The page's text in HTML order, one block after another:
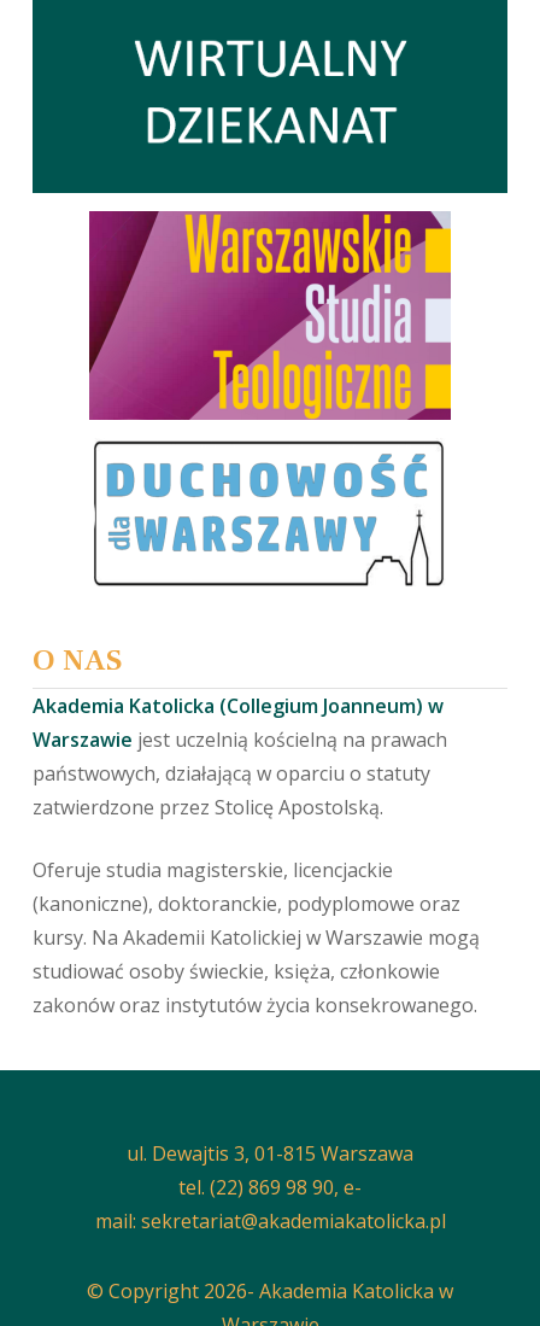
O NAS
Akademia Katolicka (Collegium Joanneum) w
Warszawie jest uczelnią kościelną na prawach
państwowych, działającą w oparciu o statuty
zatwierdzone przez Stolicę Apostolską.
Oferuje studia magisterskie, licencjackie
(kanoniczne), doktoranckie, podyplomowe oraz
kursy. Na Akademii Katolickiej w Warszawie mogą
studiować osoby świeckie, księża, członkowie
zakonów oraz instytutów życia konsekrowanego.
ul. Dewajtis 3, 01-815 Warszawa
tel. (22) 869 98 90, e-
mail: sekretariat@akademiakatolicka.pl
© Copyright 2026- Akademia Katolicka w